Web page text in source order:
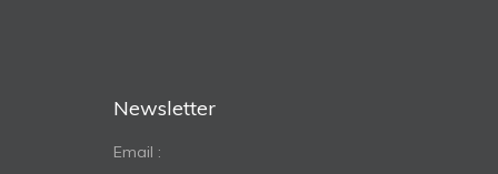
Newsletter
Email :